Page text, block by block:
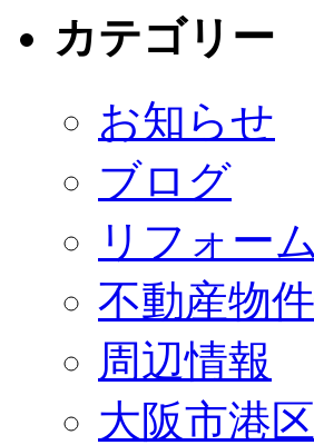
カテゴリー
お知らせ
ブログ
リフォー
不動産物
周辺情報
大阪市港区